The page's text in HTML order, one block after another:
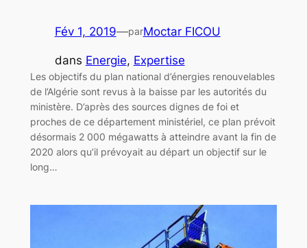
Fév 1, 2019—parMoctar FICOU
dans Energie, Expertise
Les objectifs du plan national d’énergies renouvelables
de l’Algérie sont revus à la baisse par les autorités du
ministère. D’après des sources dignes de foi et
proches de ce département ministériel, ce plan prévoit
désormais 2 000 mégawatts à atteindre avant la fin de
2020 alors qu’il prévoyait au départ un objectif sur le
long…